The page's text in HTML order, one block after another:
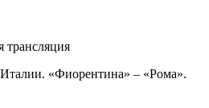
трансляция
«Фиорентина» – «Рома».